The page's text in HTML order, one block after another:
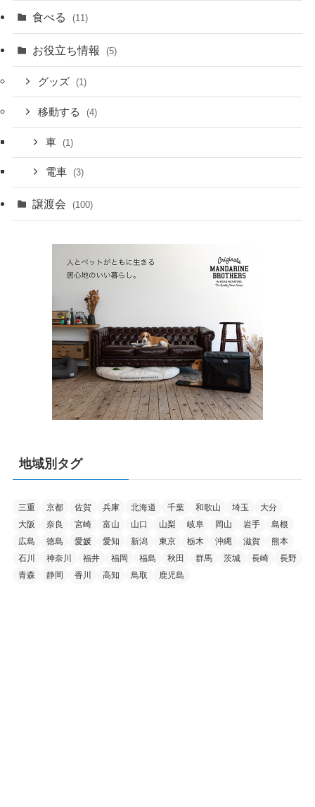
食べる (11)
お役立ち情報 (5)
グッズ (1)
移動する (4)
車 (1)
電車 (3)
譲渡会 (100)
地域別タグ
三重 京都 佐賀 兵庫 北海道 千葉 和歌山 埼玉
大分
大阪
奈良 宮崎 富山 山口 山梨 岐阜 岡山 岩手
島根
広島
徳島 愛媛 愛知 新潟 東京 栃木 沖縄 滋賀
熊本
石川
神奈川 福井 福岡 福島 秋田 群馬 茨城 長崎
長野
青森
静岡 香川 高知 鳥取 鹿児島